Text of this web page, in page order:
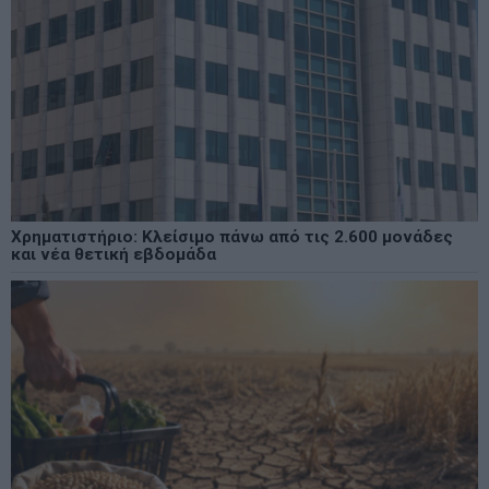
Χρηματιστήριο: Κλείσιμο πάνω από τις 2.600 μονάδες
και νέα θετική εβδομάδα